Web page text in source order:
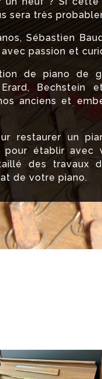
sera très
Sébastien
passion et
de piano de
Bechstein
anciens et
restaurer un
établir avec
des travaux
de votre piano.